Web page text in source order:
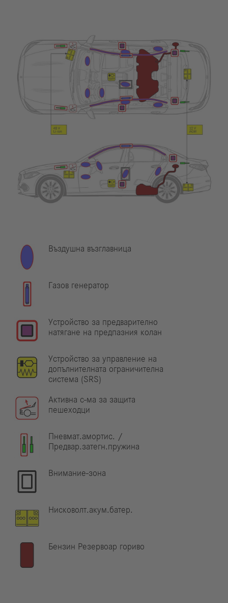
Въздушна възглавница
Газов генератор
Устройство за предварително
натягане на предпазния колан
Устройство за управление на
допълнителната ограничителна
система (SRS)
Активна с-ма за защита
пешеходци
Пневмат.амортис. /
Предвар.затегн.пружина
Внимание-зона
Нисковолт.акум.батер.
Бензин Резервоар гориво